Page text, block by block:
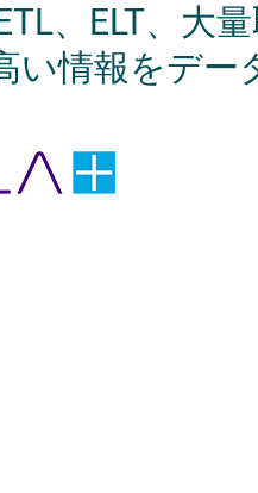
、ELT、大
情報をデー